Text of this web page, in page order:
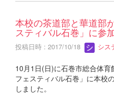
本校の茶道部と華道部
スティバル石巻」に参
投稿日時 : 2017/10/18 シス
10月1日(日)に石巻市総合体
フェスティバル石巻」に本校
しました。